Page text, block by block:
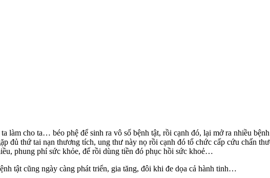
làm cho ta… béo phệ để sinh ra vô số bệnh tật, rồi cạnh đó, lại mở ra nhiều
đủ thứ tai nạn thương tích, ung thư này nọ rồi cạnh đó tổ chức cấp cứu chấn
phung phí sức khỏe, để rồi dùng tiền đó phục hồi sức khoẻ…
tật cũng ngày càng phát triển, gia tăng, đôi khi đe dọa cả hành tinh…